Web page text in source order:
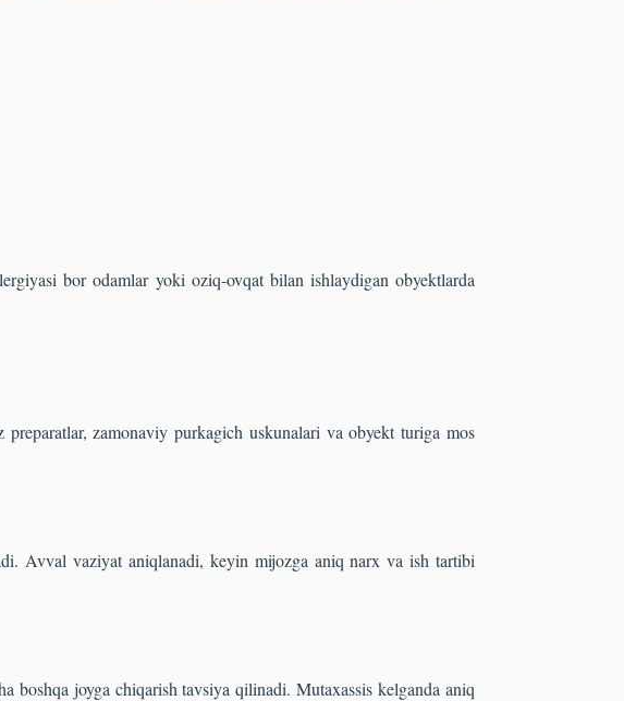
bor odamlar yoki oziq-ovqat bilan ishlaydigan obyektlarda
zamonaviy purkagich uskunalari va obyekt turiga mos
Avval vaziyat aniqlanadi, keyin mijozga aniq narx va ish tartibi
joyga chiqarish tavsiya qilinadi. Mutaxassis kelganda aniq